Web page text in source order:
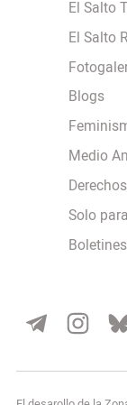
El Salto
El Salto
Blogs
Medio
Solo
Boletines